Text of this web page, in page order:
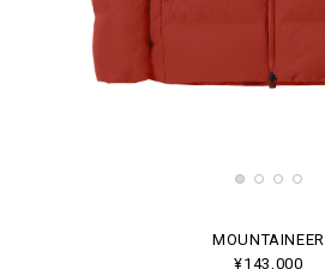
MOUNTAINEER
¥143,000